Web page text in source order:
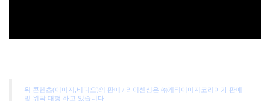
위 콘텐츠(이미지,비디오)의 판매 / 라이센싱은 ㈜게티이미지코리아가 판매
및 위탁 대행 하고 있습니다.